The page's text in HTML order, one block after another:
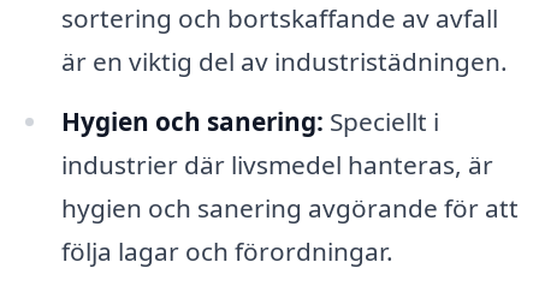
sortering och bortskaffande av avfall
är en viktig del av industristädningen.
Hygien och sanering: Speciellt i
industrier där livsmedel hanteras, är
hygien och sanering avgörande för att
följa lagar och förordningar.